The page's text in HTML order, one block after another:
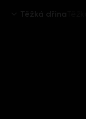
Těžká dřina